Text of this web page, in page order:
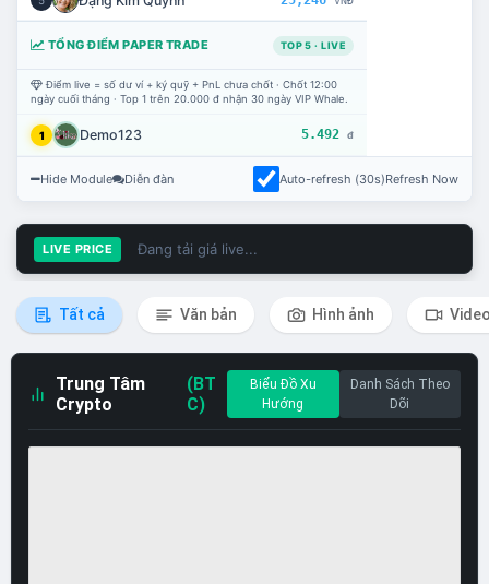
TỔNG ĐIỂM PAPER TRADE TOP 5 · LIVE
Điểm live = số dư ví + ký quỹ + PnL chưa chốt · Chốt 12:00
ngày cuối tháng · Top 1 trên 20.000 đ nhận 30 ngày VIP Whale.
1 Demo123 5.492 đ
Hide Module Diễn đàn Auto-refresh (30s)Refresh Now
LIVE PRICE Đang tải giá live...
Tất cả Văn bản Hình ảnh
Trung Tâm
Crypto
(BT
C)
Biểu Đồ Xu
Hướng
Danh Sách Theo
Dõi